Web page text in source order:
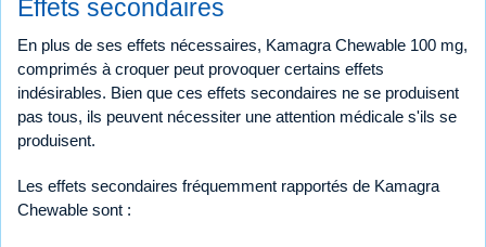
Effets secondaires
En plus de ses effets nécessaires, Kamagra Chewable 100 mg,
comprimés à croquer peut provoquer certains effets
indésirables. Bien que ces effets secondaires ne se produisent
pas tous, ils peuvent nécessiter une attention médicale s'ils se
produisent.
Les effets secondaires fréquemment rapportés de Kamagra
Chewable sont :